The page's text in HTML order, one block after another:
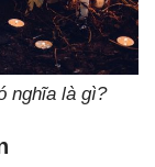
nghĩa là gì?